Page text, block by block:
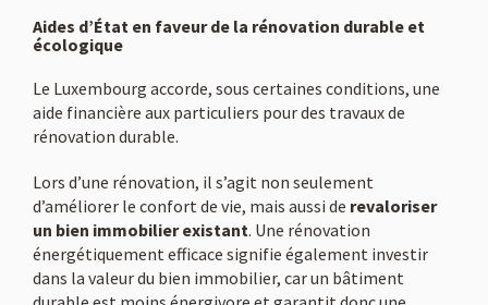
Aides d’État en faveur de la rénovation durable et
écologique
Le Luxembourg accorde, sous certaines conditions, une
aide financière aux particuliers pour des travaux de
rénovation durable.
Lors d’une rénovation, il s’agit non seulement
d’améliorer le confort de vie, mais aussi de revaloriser
un bien immobilier existant. Une rénovation
énergétiquement efficace signifie également investir
dans la valeur du bien immobilier, car un bâtiment